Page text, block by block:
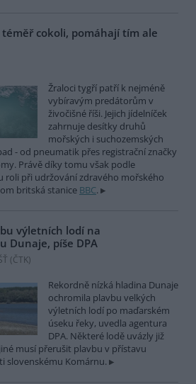
cokoli, pomáhají tím ale
Žraloci tygří patří k nejméně
vybíravým predátorům v
živočišné říši. Jejich jídelníček
zahrnuje desítky druhů
mořských i suchozemských
- od pneumatik přes registrační značky
Právě díky tomu však podle
roli při udržování zdravého mořského
britská stanice BBC.
výletních lodí na
Dunaje, píše DPA
(ČTK)
Rekordně nízká hladina Dunaje
ochromila plavbu velkých
výletních lodí po maďarském
úseku řeky, uvedla agentura
DPA. Některé lodě uvázly již
musí přerušit plavbu v přístavu
slovenskému Komárnu.